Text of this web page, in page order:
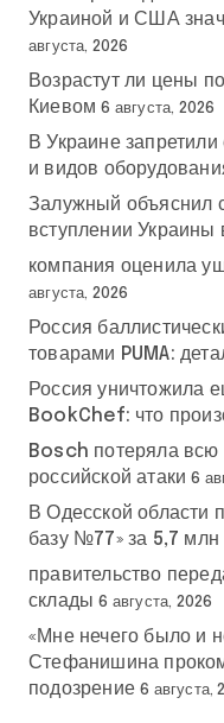
Украиной и США
августа, 2026
Возрастут ли цены
Киевом 6 августа, 2026
В Украине
и видов
Залужный объяснил
вступлении
компания оценила
августа, 2026
Россия
товарами PUMA:
Россия уничтожила
BookChef: что
Bosch потеряла всю
российской атаки 6
В Одесской области
базу №77» за 5,7 млн
правительство
склады 6 августа, 2026
«Мне нечего было и
Стефанишина
подозрение 6 августа,